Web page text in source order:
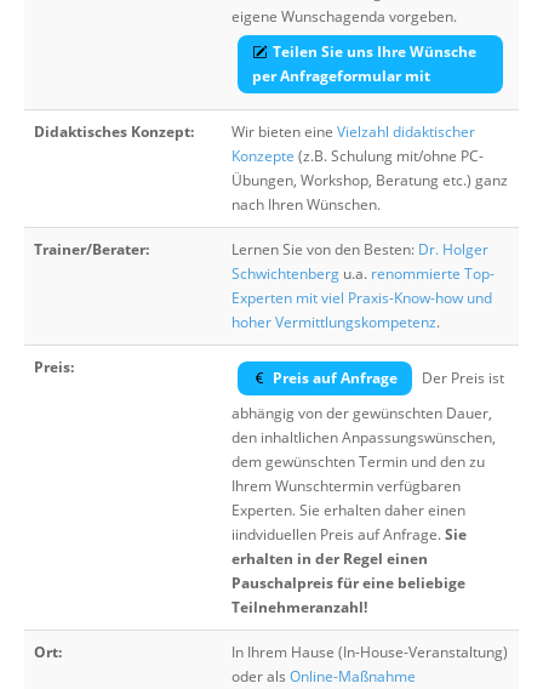
eigene Wunschagenda vorgeben.
Teilen Sie uns Ihre Wünsche
per Anfrageformular mit
Didaktisches Konzept: Wir bieten eine Vielzahl didaktischer
Konzepte (z.B. Schulung mit/ohne PC-
Übungen, Workshop, Beratung etc.) ganz
nach Ihren Wünschen.
Trainer/Berater: Lernen Sie von den Besten: Dr. Holger
Schwichtenberg u.a. renommierte Top-
Experten mit viel Praxis-Know-how und
hoher Vermittlungskompetenz.
Preis:
Preis auf Anfrage
Der Preis ist
abhängig von der gewünschten Dauer,
den inhaltlichen Anpassungswünschen,
dem gewünschten Termin und den zu
Ihrem Wunschtermin verfügbaren
Experten. Sie erhalten daher einen
iindviduellen Preis auf Anfrage.Sie
erhalten in der Regel einen
Pauschalpreis für eine beliebige
Teilnehmeranzahl!
Ort:
In Ihrem Hause (In-House-Veranstaltung)
oder als Online-Maßnahme